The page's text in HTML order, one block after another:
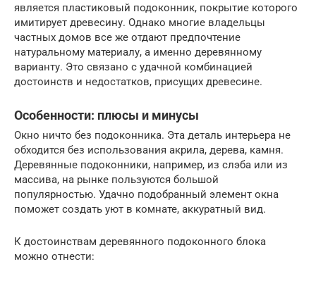
является пластиковый подоконник, покрытие которого
имитирует древесину. Однако многие владельцы
частных домов все же отдают предпочтение
натуральному материалу, а именно деревянному
варианту. Это связано с удачной комбинацией
достоинств и недостатков, присущих древесине.
Особенности: плюсы и минусы
Окно ничто без подоконника. Эта деталь интерьера не
обходится без использования акрила, дерева, камня.
Деревянные подоконники, например, из слэба или из
массива, на рынке пользуются большой
популярностью. Удачно подобранный элемент окна
поможет создать уют в комнате, аккуратный вид.
К достоинствам деревянного подоконного блока
можно отнести: